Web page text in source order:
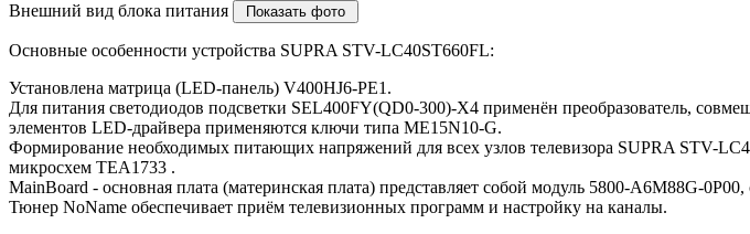
Внешний вид блока питания
Основные особенности устройства SUPRA STV-LC40ST660FL:
Установлена матрица (LED-панель) V400HJ6-PE1.
Для питания светодиодов подсветки SEL400FY(QD0-300)-X4 применён преобразователь,
элементов LED-драйвера применяются ключи типа ME15N10-G.
Формирование необходимых питающих напряжений для всех узлов телевизора SUPRA STV-
микросхем TEA1733 .
MainBoard - основная плата (материнская плата) представляет собой модуль 5800-A6M88G-
Тюнер NoName обеспечивает приём телевизионных программ и настройку на каналы.